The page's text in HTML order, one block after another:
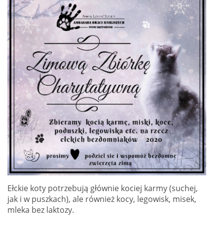
Ełckie koty potrzebują głównie kociej karmy (suchej,
jak i w puszkach), ale również kocy, legowisk, misek,
mleka bez laktozy.